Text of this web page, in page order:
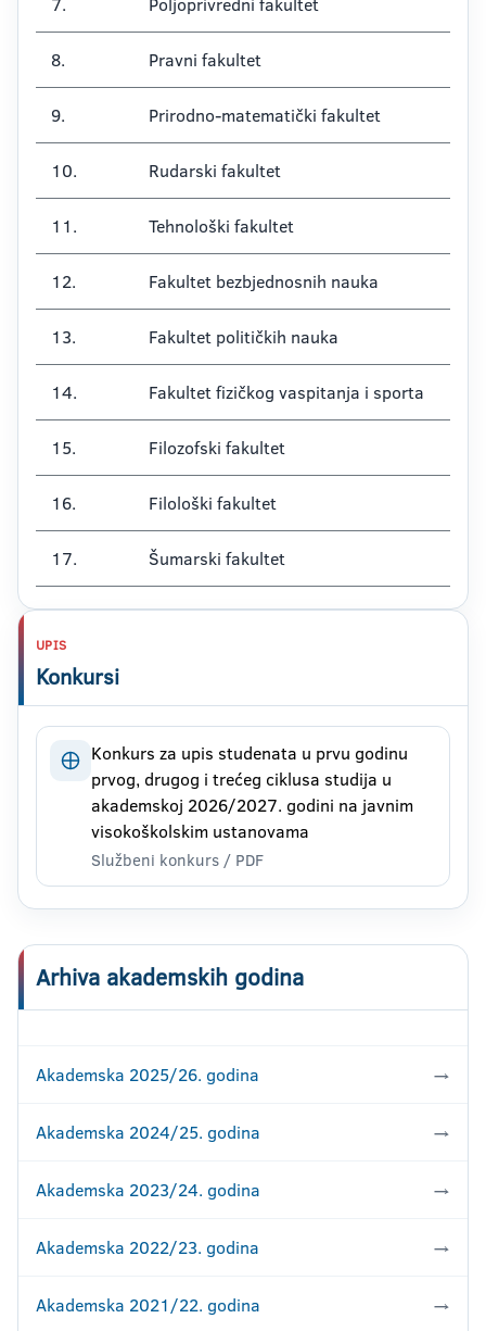
8. Pravni fakultet
9. Prirodno-matematički fakultet
10. Rudarski fakultet
11. Tehnološki fakultet
12. Fakultet bezbjednosnih nauka
13. Fakultet političkih nauka
14. Fakultet fizičkog vaspitanja i sporta
15. Filozofski fakultet
16. Filološki fakultet
17. Šumarski fakultet
UPIS
Konkursi
Konkurs za upis studenata u prvu godinu
prvog, drugog i trećeg ciklusa studija u
akademskoj 2026/2027. godini na javnim
visokoškolskim ustanovama
Službeni konkurs / PDF
Arhiva akademskih godina
Akademska 2025/26. godina →
Akademska 2024/25. godina →
Akademska 2023/24. godina →
Akademska 2022/23. godina →
Akademska 2021/22. godina →